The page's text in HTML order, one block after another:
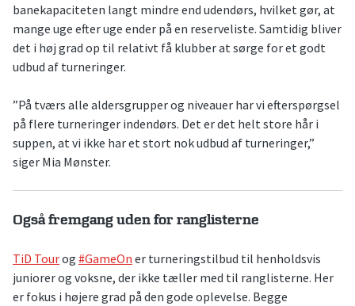
banekapaciteten langt mindre end udendørs, hvilket gør, at
mange uge efter uge ender på en reserveliste. Samtidig bliver
det i høj grad op til relativt få klubber at sørge for et godt
udbud af turneringer.
”På tværs alle aldersgrupper og niveauer har vi efterspørgsel
på flere turneringer indendørs. Det er det helt store hår i
suppen, at vi ikke har et stort nok udbud af turneringer,”
siger Mia Mønster.
Også fremgang uden for ranglisterne
TiD Tourog #GameOn er turneringstilbud til henholdsvis
juniorer og voksne, der ikke tæller med til ranglisterne. Her
er fokus i højere grad på den gode oplevelse. Begge